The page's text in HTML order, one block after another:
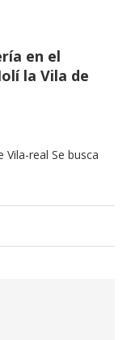
en el
la Vila de
real Se busca